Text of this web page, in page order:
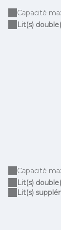
Capacité
Lit(s)
Capacité
Lit(s)
Lit(s)